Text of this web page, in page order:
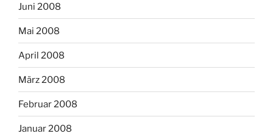
Juni 2008
Mai 2008
April 2008
März 2008
Februar 2008
Januar 2008